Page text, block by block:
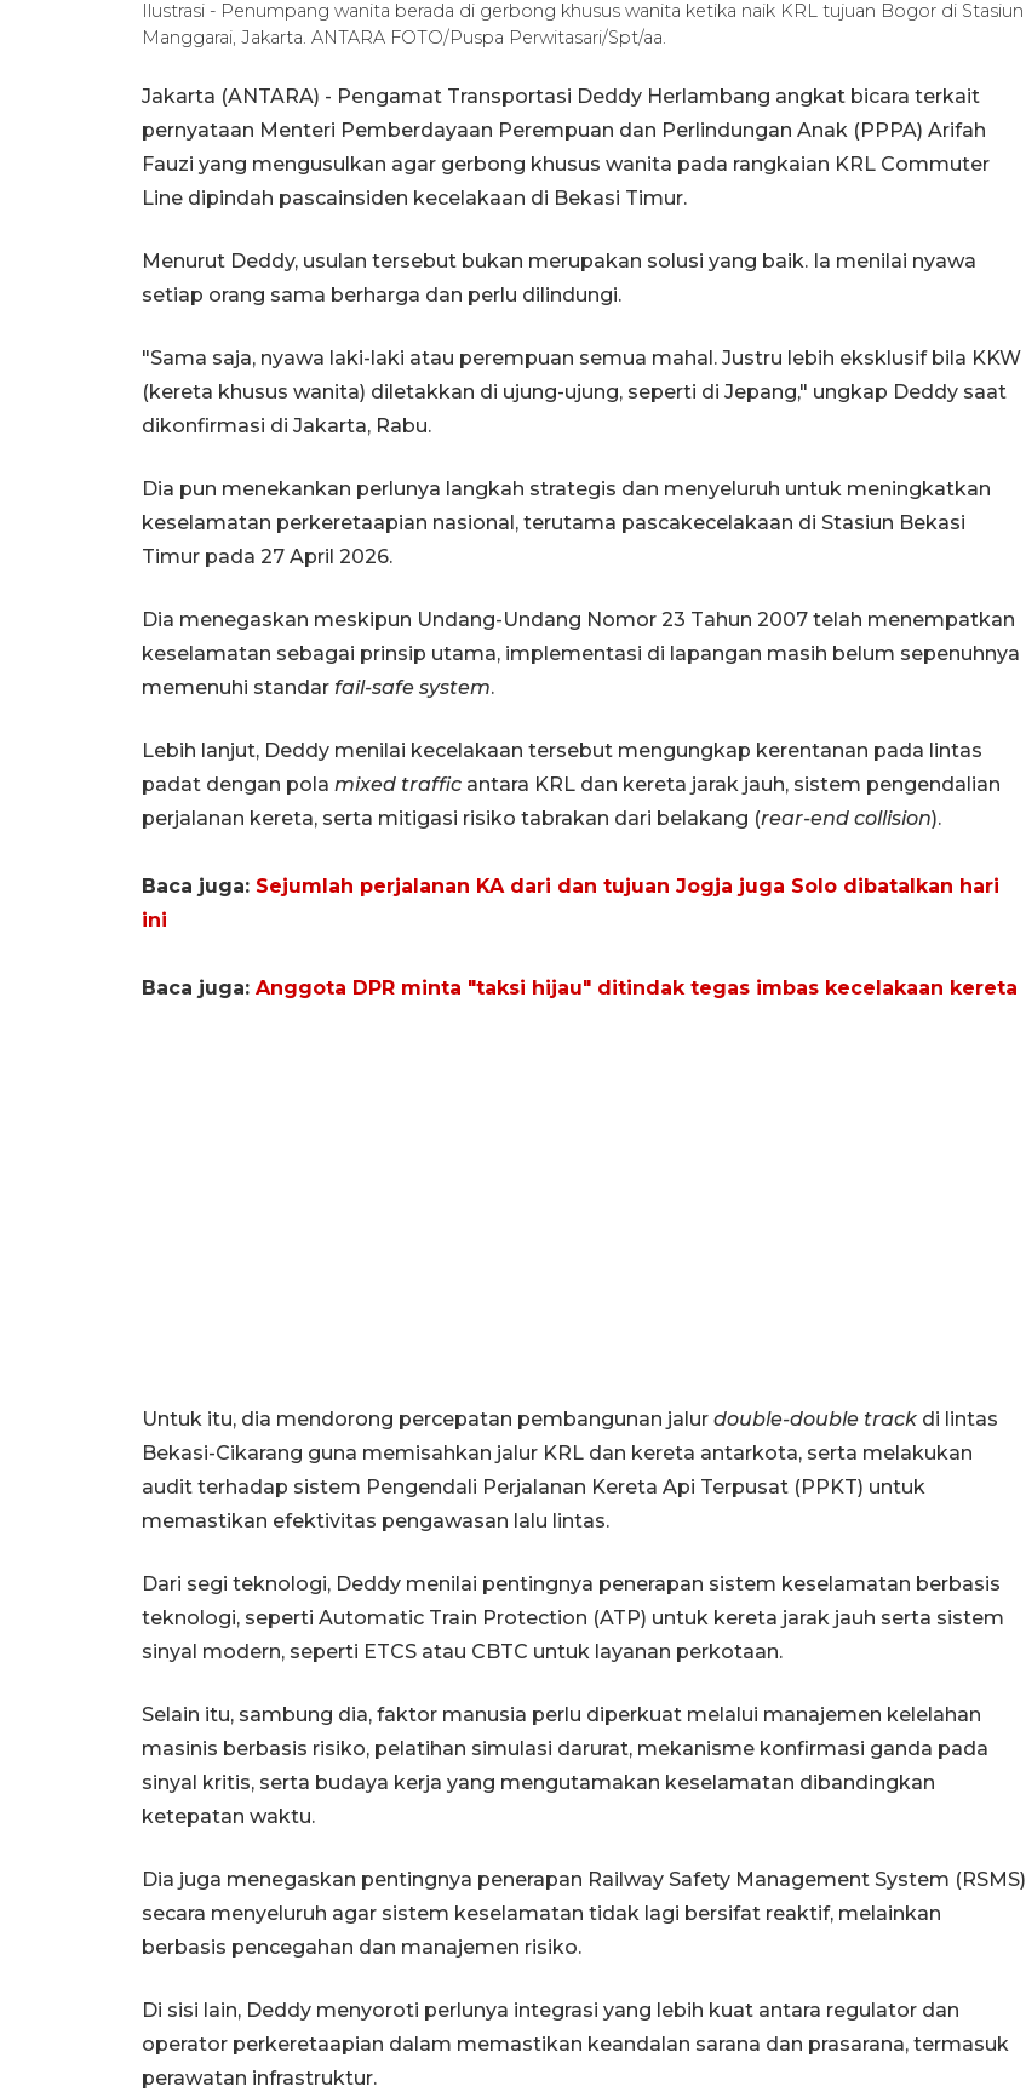
Ilustrasi - Penumpang wanita berada di gerbong khusus wanita ketika naik KRL tujuan Bogor di Stasiun
Manggarai, Jakarta. ANTARA FOTO/Puspa Perwitasari/Spt/aa.
Jakarta (ANTARA) - Pengamat Transportasi Deddy Herlambang angkat bicara terkait
pernyataan Menteri Pemberdayaan Perempuan dan Perlindungan Anak (PPPA) Arifah
Fauzi yang mengusulkan agar gerbong khusus wanita pada rangkaian KRL Commuter
Line dipindah pascainsiden kecelakaan di Bekasi Timur.
Menurut Deddy, usulan tersebut bukan merupakan solusi yang baik. Ia menilai nyawa
setiap orang sama berharga dan perlu dilindungi.
"Sama saja, nyawa laki-laki atau perempuan semua mahal. Justru lebih eksklusif bila KKW
(kereta khusus wanita) diletakkan di ujung-ujung, seperti di Jepang," ungkap Deddy saat
dikonfirmasi di Jakarta, Rabu.
Dia pun menekankan perlunya langkah strategis dan menyeluruh untuk meningkatkan
keselamatan perkeretaapian nasional, terutama pascakecelakaan di Stasiun Bekasi
Timur pada 27 April 2026.
Dia menegaskan meskipun Undang-Undang Nomor 23 Tahun 2007 telah menempatkan
keselamatan sebagai prinsip utama, implementasi di lapangan masih belum sepenuhnya
memenuhi standar fail-safe system.
Lebih lanjut, Deddy menilai kecelakaan tersebut mengungkap kerentanan pada lintas
padat dengan pola mixed traffic antara KRL dan kereta jarak jauh, sistem pengendalian
perjalanan kereta, serta mitigasi risiko tabrakan dari belakang (rear-end collision).
Baca juga: Sejumlah perjalanan KA dari dan tujuan Jogja juga Solo dibatalkan hari
ini
Baca juga: Anggota DPR minta "taksi hijau" ditindak tegas imbas kecelakaan kereta
Untuk itu, dia mendorong percepatan pembangunan jalur double-double track di lintas
Bekasi-Cikarang guna memisahkan jalur KRL dan kereta antarkota, serta melakukan
audit terhadap sistem Pengendali Perjalanan Kereta Api Terpusat (PPKT) untuk
memastikan efektivitas pengawasan lalu lintas.
Dari segi teknologi, Deddy menilai pentingnya penerapan sistem keselamatan berbasis
teknologi, seperti Automatic Train Protection (ATP) untuk kereta jarak jauh serta sistem
sinyal modern, seperti ETCS atau CBTC untuk layanan perkotaan.
Selain itu, sambung dia, faktor manusia perlu diperkuat melalui manajemen kelelahan
masinis berbasis risiko, pelatihan simulasi darurat, mekanisme konfirmasi ganda pada
sinyal kritis, serta budaya kerja yang mengutamakan keselamatan dibandingkan
ketepatan waktu.
Dia juga menegaskan pentingnya penerapan Railway Safety Management System (RSMS)
secara menyeluruh agar sistem keselamatan tidak lagi bersifat reaktif, melainkan
berbasis pencegahan dan manajemen risiko.
Di sisi lain, Deddy menyoroti perlunya integrasi yang lebih kuat antara regulator dan
operator perkeretaapian dalam memastikan keandalan sarana dan prasarana, termasuk
perawatan infrastruktur.
Pameran seni rupa karya